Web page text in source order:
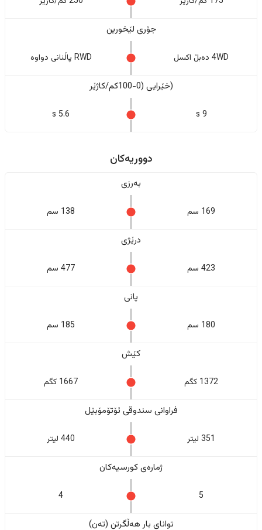
جۆری لێخورین
4WD دەبڵ اکسل RWD پاڵنانی دواوە
(خێرایی (0-100کم/کاژێر
9 s
5.6 s
دووریەکان
بەرزی
169 سم 138 سم
درێژی
423 سم 477 سم
پانی
180 سم 185 سم
کێش
1372 کگم 1667 کگم
فراوانی سندوقی ئۆتۆمۆبێل
351 لیتر 440 لیتر
ژمارەی کورسیەکان
5
4
تواناى بار هەڵگرتن (تەن)